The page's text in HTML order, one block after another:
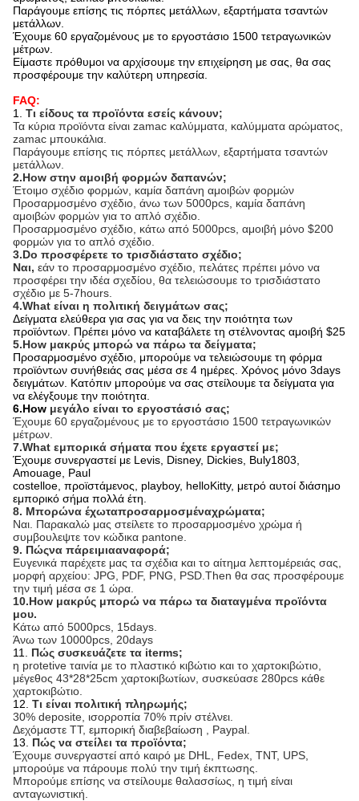
Παράγουμε επίσης τις πόρπες μετάλλων, εξαρτήματα τσαντών
μετάλλων.
Έχουμε 60 εργαζομένους με το εργοστάσιο 1500 τετραγωνικών
μέτρων.
Είμαστε πρόθυμοι να αρχίσουμε την επιχείρηση με σας, θα σας
προσφέρουμε την καλύτερη υπηρεσία.
FAQ:
1. Τι είδους τα προϊόντα εσείς κάνουν;
Τα κύρια προϊόντα είναι zamac καλύμματα, καλύμματα αρώματος,
zamac μπουκάλια.
Παράγουμε επίσης τις πόρπες μετάλλων, εξαρτήματα τσαντών
μετάλλων.
2.How στην αμοιβή φορμών δαπανών;
Έτοιμο σχέδιο φορμών, καμία δαπάνη αμοιβών φορμών
Προσαρμοσμένο σχέδιο, άνω των 5000pcs, καμία δαπάνη
αμοιβών φορμών για το απλό σχέδιο.
Προσαρμοσμένο σχέδιο, κάτω από 5000pcs, αμοιβή μόνο $200
φορμών για το απλό σχέδιο.
3.Do προσφέρετε το τρισδιάστατο σχέδιο;
Ναι, εάν το προσαρμοσμένο σχέδιο, πελάτες πρέπει μόνο να
προσφέρει την ιδέα σχεδίου, θα τελειώσουμε το τρισδιάστατο
σχέδιο με 5-7hours.
4.What είναι η πολιτική δειγμάτων σας;
Δείγματα ελεύθερα για σας για να δεις την ποιότητα των
προϊόντων. Πρέπει μόνο να καταβάλετε τη στέλνοντας αμοιβή $25
5.How μακρύς μπορώ να πάρω τα δείγματα;
Προσαρμοσμένο σχέδιο, μπορούμε να τελειώσουμε τη φόρμα
προϊόντων συνήθειάς σας μέσα σε 4 ημέρες. Χρόνος μόνο 3days
δειγμάτων. Κατόπιν μπορούμε να σας στείλουμε τα δείγματα για
να ελέγξουμε την ποιότητα.
6.How μεγάλο είναι το εργοστάσιό σας;
Έχουμε 60 εργαζομένους με το εργοστάσιο 1500 τετραγωνικών
μέτρων.
7.What εμπορικά σήματα που έχετε εργαστεί με;
Έχουμε συνεργαστεί με Levis, Disney, Dickies, Buly1803,
Amouage, Paul
costelloe, προϊστάμενος, playboy, helloKitty, μετρό αυτοί διάσημο
εμπορικό σήμα πολλά έτη.
8. Μπορώνα έχωταπροσαρμοσμέναχρώματα;
Ναι. Παρακαλώ μας στείλετε το προσαρμοσμένο χρώμα ή
συμβουλεψτε τον κώδικα pantone.
9. Πώςνα πάρειμιααναφορά;
Ευγενικά παρέχετε μας τα σχέδια και το αίτημα λεπτομέρειάς σας,
μορφή αρχείου: JPG, PDF, PNG, PSD.Then θα σας προσφέρουμε
την τιμή μέσα σε 1 ώρα.
10.How μακρύς μπορώ να πάρω τα διαταγμένα προϊόντα
μου.
Κάτω από 5000pcs, 15days.
Άνω των 10000pcs, 20days
11. Πώς συσκευάζετε τα iterms;
η protetive ταινία με το πλαστικό κιβώτιο και το χαρτοκιβώτιο,
μέγεθος 43*28*25cm χαρτοκιβωτίων, συσκεύασε 280pcs κάθε
χαρτοκιβώτιο.
12. Τι είναι πολιτική πληρωμής;
30% deposite, ισορροπία 70% πρίν στέλνει.
Δεχόμαστε TT, εμπορική διαβεβαίωση , Paypal.
13. Πώς να στείλει τα προϊόντα;
Έχουμε συνεργαστεί από καιρό με DHL, Fedex, TNT, UPS,
μπορούμε να πάρουμε πολύ την τιμή έκπτωσης.
Μπορούμε επίσης να στείλουμε θαλασσίως, η τιμή είναι
ανταγωνιστική.